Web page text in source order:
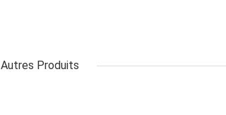
Autres Produits